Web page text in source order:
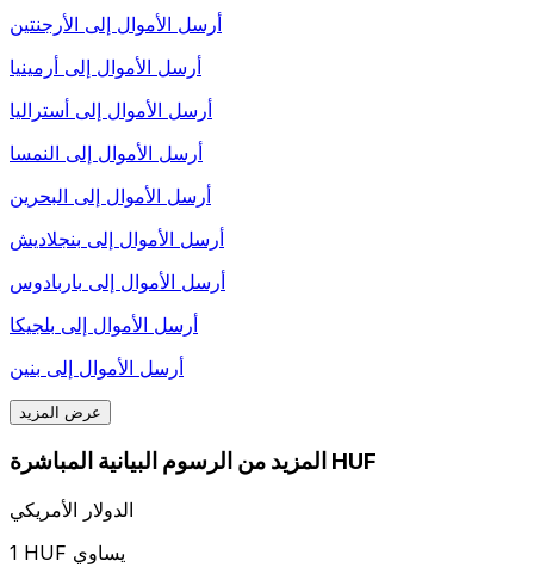
أرسل الأموال إلى الأرجنتين
أرسل الأموال إلى أرمينيا
أرسل الأموال إلى أستراليا
أرسل الأموال إلى النمسا
أرسل الأموال إلى البحرين
أرسل الأموال إلى بنجلاديش
أرسل الأموال إلى باربادوس
أرسل الأموال إلى بلجيكا
أرسل الأموال إلى بنين
عرض المزيد
المزيد من الرسوم البيانية المباشرة HUF
الدولار الأمريكي
1 HUF يساوي